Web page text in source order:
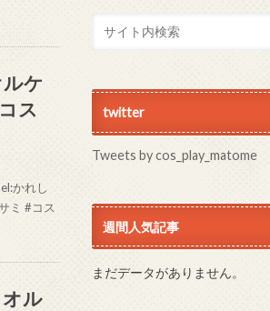
ケ
ス
かれし
ミ #コス
ル
twitter
Tweets by cos_play_matome
週間人気記事
まだデータがありません。